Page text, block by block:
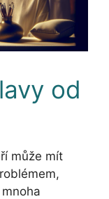
od
může mít